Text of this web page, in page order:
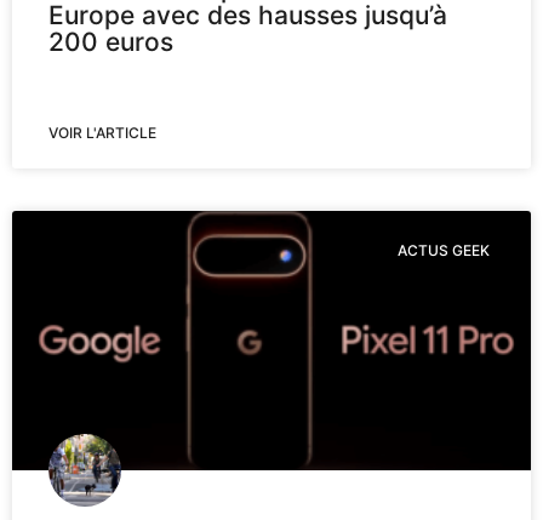
Europe avec des hausses jusqu’à
200 euros
VOIR L'ARTICLE
ACTUS GEEK